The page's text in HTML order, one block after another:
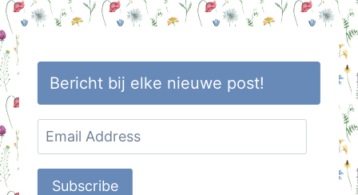
Bericht bij elke nieuwe post!
Email
Address
Subscribe